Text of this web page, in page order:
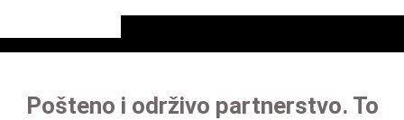
Pošteno i održivo partnerstvo. To